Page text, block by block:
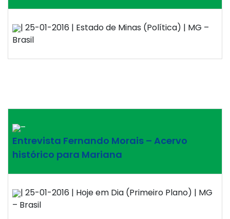
| 25-01-2016 | Estado de Minas (Política) | MG –
Brasil
–
Entrevista Fernando Morais – Acervo
histórico para Mariana
| 25-01-2016 | Hoje em Dia (Primeiro Plano) | MG
– Brasil